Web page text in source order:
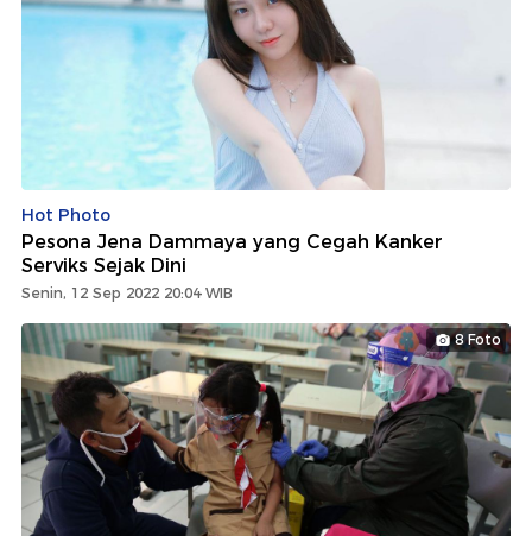
Hot Photo
Pesona Jena Dammaya yang Cegah Kanker
Serviks Sejak Dini
Senin, 12 Sep 2022 20:04 WIB
8 Foto